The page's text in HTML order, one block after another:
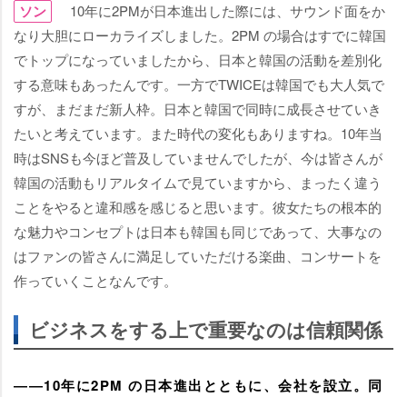
ソン
10年に2PMが日本進出した際には、サウンド面をか
なり大胆にローカライズしました。2PM の場合はすでに韓国
でトップになっていましたから、日本と韓国の活動を差別化
する意味もあったんです。一方でTWICEは韓国でも大人気で
すが、まだまだ新人枠。日本と韓国で同時に成長させていき
たいと考えています。また時代の変化もありますね。10年当
時はSNSも今ほど普及していませんでしたが、今は皆さんが
韓国の活動もリアルタイムで見ていますから、まったく違う
ことをやると違和感を感じると思います。彼女たちの根本的
な魅力やコンセプトは日本も韓国も同じであって、大事なの
はファンの皆さんに満足していただける楽曲、コンサートを
作っていくことなんです。
ビジネスをする上で重要なのは信頼関係
――10年に2PM の日本進出とともに、会社を設立。同